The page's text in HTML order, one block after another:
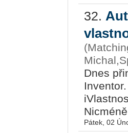
32.
Dnes
Pátek, 02